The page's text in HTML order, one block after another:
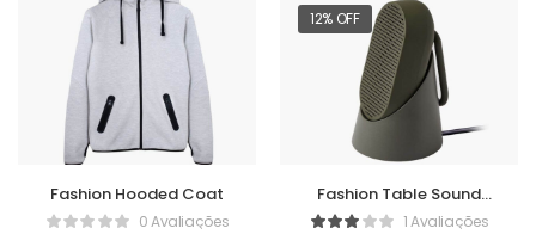
Fashion Hooded Coat
0 Avaliações
12% OFF
Fashion Table Sound
Maker1 Avaliações